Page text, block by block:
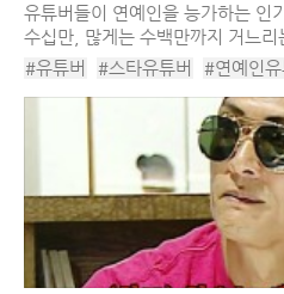
유튜버들이 연예인을 능가하는 인
수십만, 많게는 수백만까지 거느
수입 역시 타의 추종을 불허하는
#유튜버 #스타유튜버 #연예인유
#유튜버전향스타